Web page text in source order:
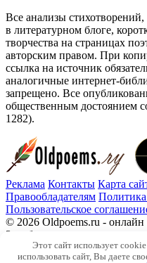
Все анализы
в литературном блоге,
творчества на страницах
авторским правом. При
ссылка на источник
аналогичные интернет-
запрещено. Все
общественным достоянием
1282).
Реклама Контакты Карта
Правообладателям
Пользовательское
© 2026 Oldpoems.ru - онлайн
Зарубежные авторы
текста современных
нас свой стих.
Этот сайт использует
использовать сайт, Вы даете